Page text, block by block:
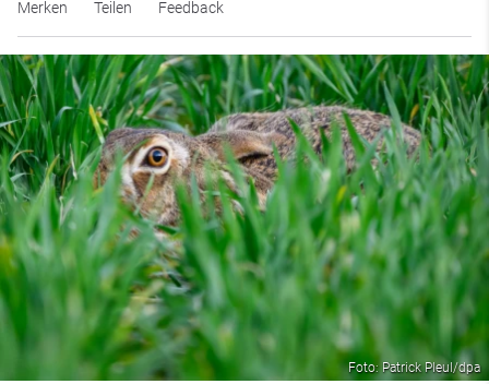
Merken Teilen Feedback
Foto: Patrick Pleul/dpa